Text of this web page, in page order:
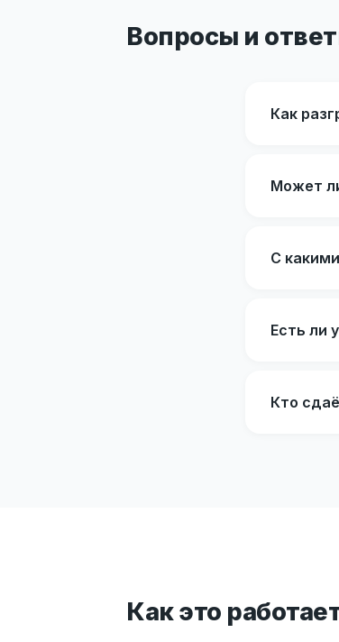
Вопросы и
Как
Может
С
Есть ли
Кто
Как это